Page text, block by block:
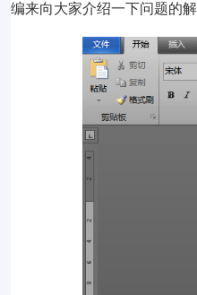
编来向大家介绍一下问题的